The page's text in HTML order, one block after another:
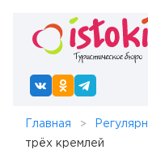
Главная
трёх кремлей